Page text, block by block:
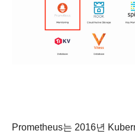
Prometheus는 2016년